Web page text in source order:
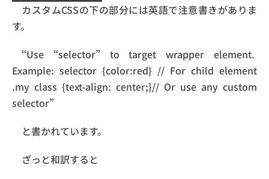
カスタムCSSの下の部分には英語で注意書きがありま
す。
“Use “selector” to target wrapper element.
Example: selector {color:red} // For child element
.my class {text-align: center;}// Or use any custom
selector”
と書かれています。
ざっと和訳すると